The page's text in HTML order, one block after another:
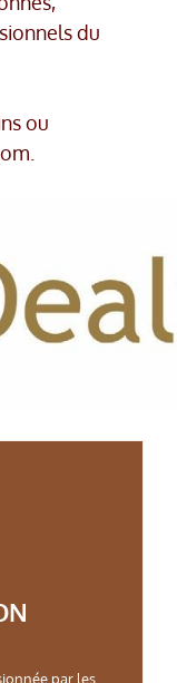
du
ou
par les